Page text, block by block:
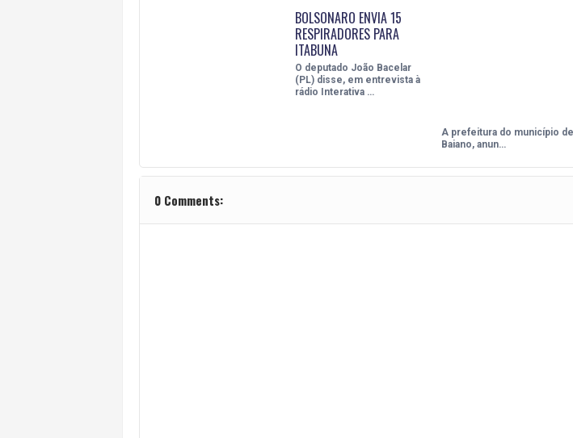
BOLSONARO ENVIA 15
RESPIRADORES PARA
ITABUNA
O deputado João Bacelar
(PL) disse, em entrevista à
rádio Interativa …
A prefeitura do município
Baiano, anun…
0 Comments: